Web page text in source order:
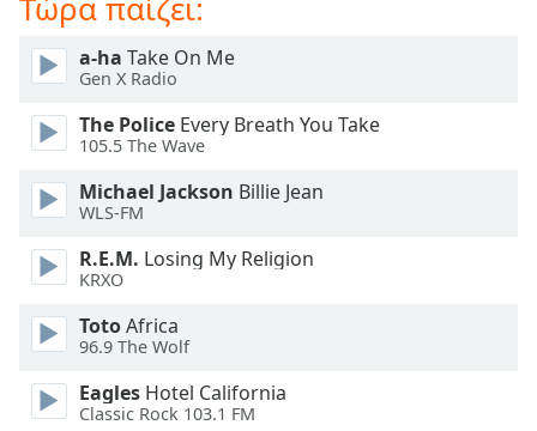
dialog
window.
and
close
window.
Text
Color
Opacity
a-ha Take On Me
Gen X Radio
The Police Every Breath You Take
105.5 The Wave
Michael Jackson Billie Jean
WLS-FM
R.E.M. Losing My Religion
KRXO
TotoAfrica
96.9 The Wolf
Eagles Hotel California
Classic Rock 103.1 FM